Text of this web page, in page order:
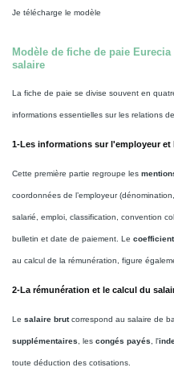
Je télécharge le modèle
Modèle de fiche de paie
salaire
La fiche de paie se divise souvent en
informations essentielles sur les relations
1-Les informations sur l'employeur et
Cette première partie regroupe les
coordonnées de l’employeur
salarié, emploi, classification, convention
bulletin et date de paiement. Le
au calcul de la rémunération, figure
2-La rémunération et le calcul du
Le salaire brutcorrespond au salaire de
supplémentaires , les congés payés , l'
toute déduction des cotisations.